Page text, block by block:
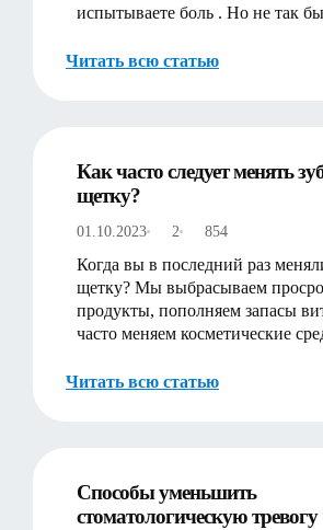
испытываете боль . Но не так
Читать всю статью
Как часто следует менять
щетку?
01.10.2023 2 854
Когда вы в последний раз
щетку? Мы выбрасываем
продукты, пополняем запасы
часто меняем косметические
Читать всю статью
Способы уменьшить
стоматологическую тревогу